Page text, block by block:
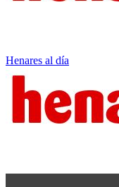
Henares al día